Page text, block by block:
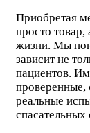
Приобретая
просто товар,
жизни. Мы
зависит не
пациентов.
проверенные,
реальные
спасательных